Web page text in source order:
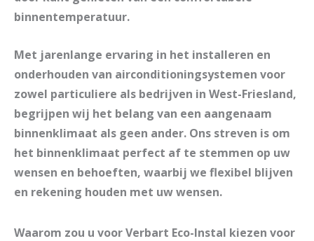
binnentemperatuur.
Met jarenlange ervaring in het installeren en
onderhouden van airconditioningsystemen voor
zowel particuliere als bedrijven in West-Friesland,
begrijpen wij het belang van een aangenaam
binnenklimaat als geen ander. Ons streven is om
het binnenklimaat perfect af te stemmen op uw
wensen en behoeften, waarbij we flexibel blijven
en rekening houden met uw wensen.
Waarom zou u voor Verbart Eco-Instal kiezen voor